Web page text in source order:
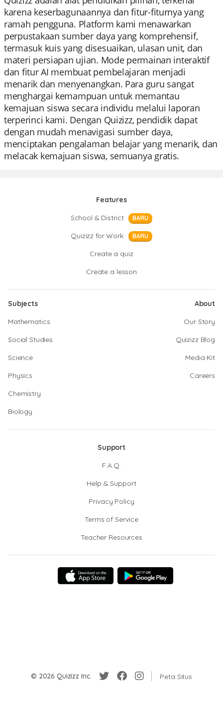
karena keserbagunaannya dan fitur-fiturnya yang
ramah pengguna. Platform kami menawarkan
perpustakaan sumber daya yang komprehensif,
termasuk kuis yang disesuaikan, ulasan unit, dan
materi persiapan ujian. Mode permainan interaktif
dan fitur AI membuat pembelajaran menjadi
menarik dan menyenangkan. Para guru sangat
menghargai kemampuan untuk memantau
kemajuan siswa secara individu melalui laporan
terperinci kami. Dengan Quizizz, pendidik dapat
dengan mudah menavigasi sumber daya,
menciptakan pengalaman belajar yang menarik, dan
melacak kemajuan siswa, semuanya gratis.
Features
School & District
BARU
Quizizz for Work BARU
Create a quiz
Create a lesson
Subjects
Mathematics
Social Studies
Science
Physics
Chemistry
Biology
About
Our Story
Quizizz Blog
Media Kit
Careers
Support
F.A.Q.
Help & Support
Privacy Policy
Terms of Service
Teacher Resources
© 2026 Quizizz Inc. Peta Situs